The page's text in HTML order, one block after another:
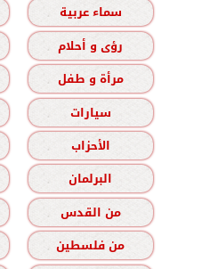
سماء عربية
رؤى و أحلام
مرأة و طفل
سيارات
الأحزاب
البرلمان
من القدس
من فلسطين